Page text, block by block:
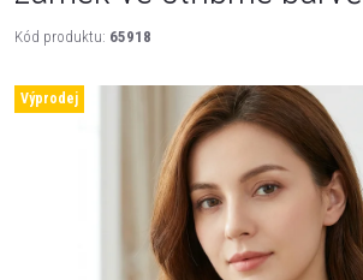
Kód produktu: 65918
Výprodej